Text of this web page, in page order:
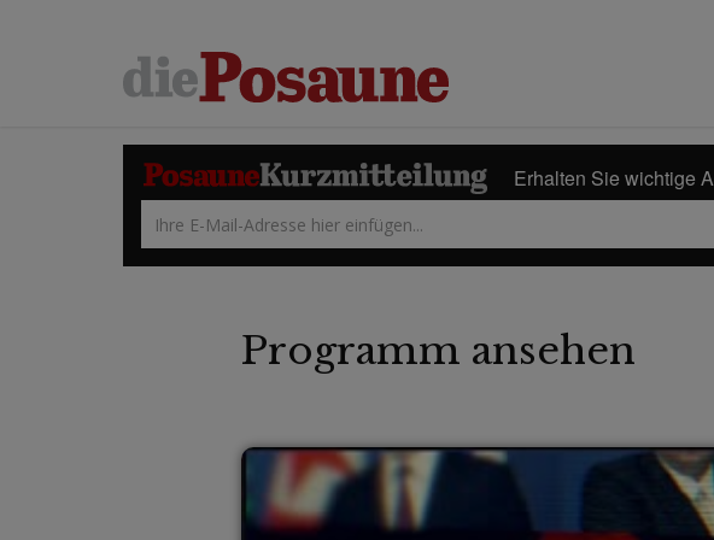
Erhalten Sie wichtige
Programm ansehen